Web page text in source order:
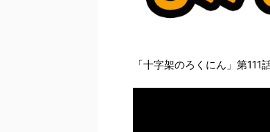
「十字架のろくにん」第111